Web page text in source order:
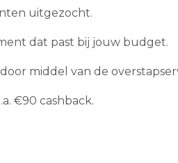
uitgezocht.
dat past bij jouw budget.
middel van de
€90 cashback.